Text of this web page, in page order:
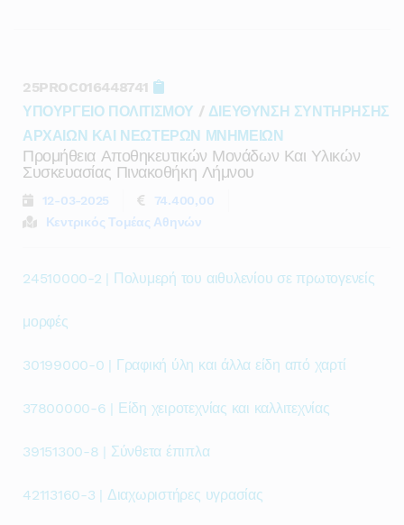
25PROC016448741
ΥΠΟΥΡΓΕΙΟ ΠΟΛΙΤΙΣΜΟΥ / ΔΙΕΥΘΥΝΣΗ ΣΥΝΤΗΡΗΣΗΣ
ΑΡΧΑΙΩΝ ΚΑΙ ΝΕΩΤΕΡΩΝ ΜΝΗΜΕΙΩΝ
Προμήθεια Αποθηκευτικών Μονάδων Και Υλικών
Συσκευασίας Πινακοθήκη Λήμνου
12-03-2025
74.400,00
Κεντρικός Τομέας Αθηνών
24510000-2 | Πολυμερή του αιθυλενίου σε πρωτογενείς
μορφές
30199000-0 | Γραφική ύλη και άλλα είδη από χαρτί
37800000-6 | Είδη χειροτεχνίας και καλλιτεχνίας
39151300-8 | Σύνθετα έπιπλα
42113160-3 | Διαχωριστήρες υγρασίας